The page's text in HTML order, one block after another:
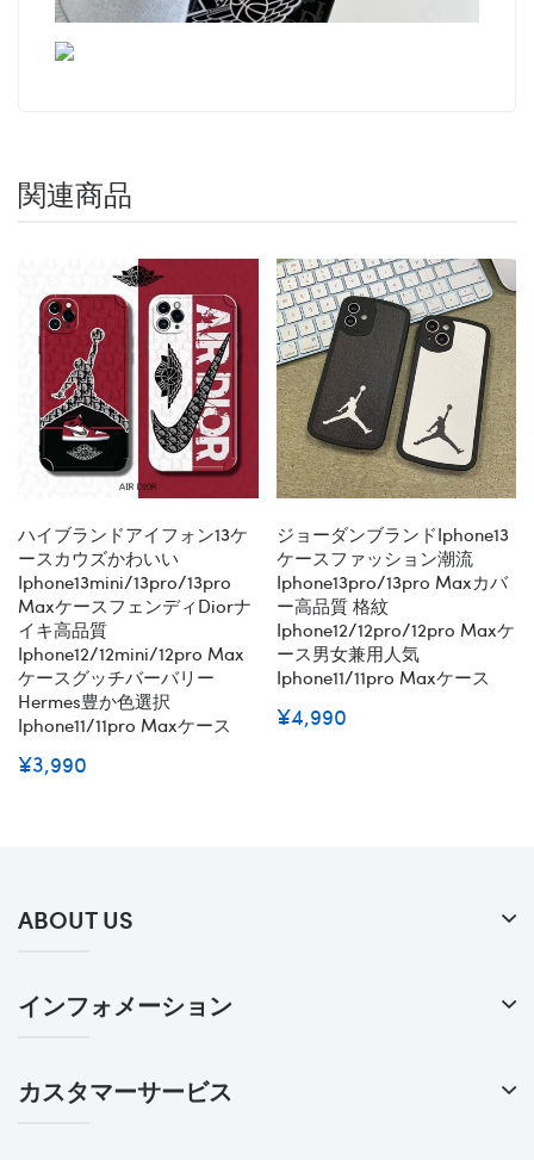
関連商品
ハイブランドアイフォン13ケ
ースカウズかわいい
Iphone13mini/13pro/13pro
MaxケースフェンディDiorナ
イキ高品質
Iphone12/12mini/12pro Max
ケースグッチバーバリー
Hermes豊か色選択
Iphone11/11pro Maxケース
¥3,990
ジョーダンブランドiphone13
ケースファッション潮流
Iphone13pro/13pro Maxカバ
ー高品質 格紋
Iphone12/12pro/12pro Maxケ
ース男女兼用人気
Iphone11/11pro Maxケース
¥4,990
ABOUT US
インフォメーション
カスタマーサービス